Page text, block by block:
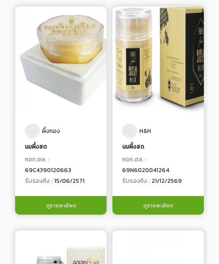
ผึ้งทอง
นมผึ้งสด
กอท.ฮล. :
69C4390120663
รับรองถึง : 15/06/2571
ดูรายละเอียด
H&H
นมผึ้งสด
กอท.ฮล. :
69N6020041264
รับรองถึง : 21/12/2569
ดูรายละเอียด